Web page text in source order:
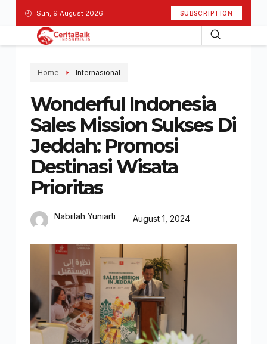
Sun, 9 August 2026 SUBSCRIPTION
Home Internasional
Wonderful Indonesia
Sales Mission Sukses Di
Jeddah: Promosi
Destinasi Wisata
Prioritas
Nabiilah Yuniarti August 1, 2024